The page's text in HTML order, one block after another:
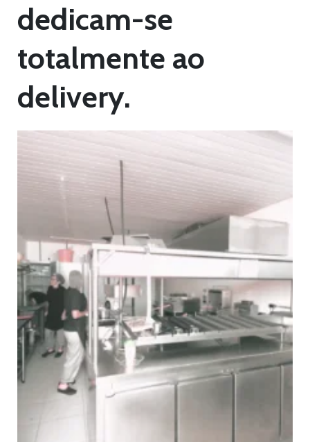
dedicam-se
totalmente ao
delivery.